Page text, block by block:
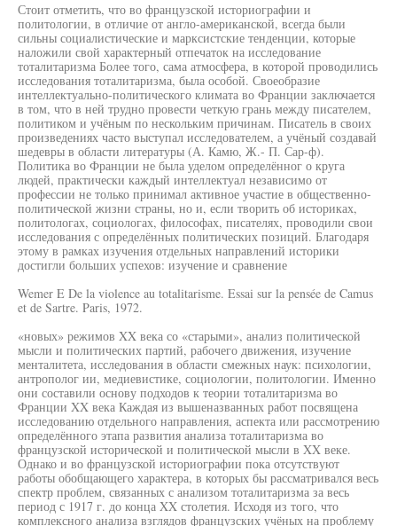
Стоит отметить, что во французской историографии и
политологии, в отличие от англо-американской, всегда были
сильны социалистические и марксистские тенденции, которые
наложили свой характерный отпечаток на исследование
тоталитаризма Более того, сама атмосфера, в которой проводились
исследования тоталитаризма, была особой. Своеобразие
интеллектуально-политического климата во Франции заключается
в том, что в ней трудно провести четкую грань между писателем,
политиком и учёным по нескольким причинам. Писатель в своих
произведениях часто выступал исследователем, а учёный создавай
шедевры в области литературы (А. Камю, Ж.- П. Сар-ф).
Политика во Франции не была уделом определённог о круга
людей, практически каждый интеллектуал независимо от
профессии не только принимал активное участие в общественно-
политической жизни страны, но и, если творить об историках,
политологах, социологах, философах, писателях, проводили свои
исследования с определённых политических позиций. Благодаря
этому в рамках изучения отдельных направлений историки
достигли больших успехов: изучение и сравнение
Wemer E De la violence au totalitarisme. Essai sur la pensée de Camus
et de Sartre. Paris, 1972.
«новых» режимов XX века со «старыми», анализ политической
мысли и политических партий, рабочего движения, изучение
менталитета, исследования в области смежных наук: психологии,
антрополог ии, медиевистике, социологии, политологии. Именно
они составили основу подходов к теории тоталитаризма во
Франции XX века Каждая из вышеназванных работ посвящена
исследованию отдельного направления, аспекта или рассмотрению
определённого этапа развития анализа тоталитаризма во
французской исторической и политической мысли в XX веке.
Однако и во французской историографии пока отсутствуют
работы обобщающего характера, в которых бы рассматривался весь
спектр проблем, связанных с анализом тоталитаризма за весь
период с 1917 г. до конца XX столетия. Исходя из того, что
комплексного анализа взглядов французских учёных на проблему